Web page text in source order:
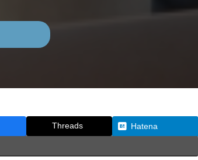
Threads Hatena